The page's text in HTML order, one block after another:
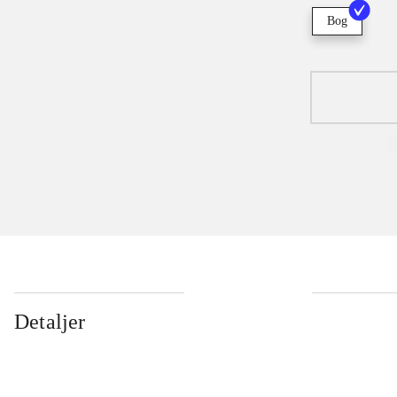
Bog
Detaljer